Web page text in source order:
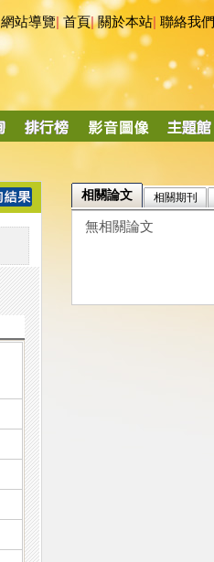
網站導覽|首頁|關於本站 聯絡我們
相關論文 相關期刊
無相關論文